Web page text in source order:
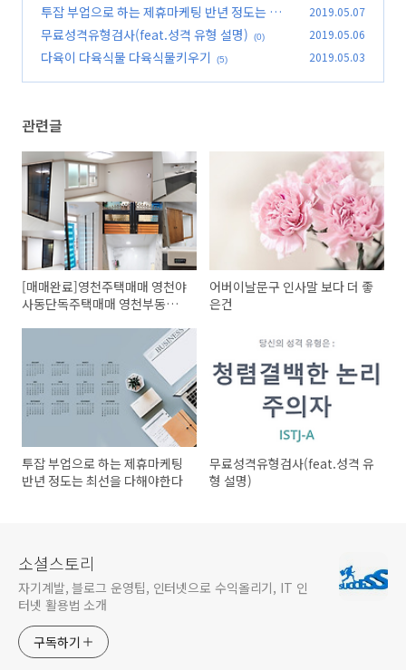
투잡 부업으로 하는 제휴마케팅 반년 정도는 최선
을 다해야한다 (0)
2019.05.07
무료성격유형검사(feat.성격 유형 설명) (0) 2019.05.06
다육이 다육식물 다육식물키우기 (5) 2019.05.03
관련글
[매매완료]영천주택매매 영천야
사동단독주택매매 영천부동산
어버이날문구 인사말 보다 더 좋
은건
투잡 부업으로 하는 제휴마케팅
반년 정도는 최선을 다해야한다
무료성격유형검사(feat.성격 유
형 설명)
소셜스토리
자기계발, 블로그 운영팁, 인터넷으로 수익올리기, IT 인
터넷 활용법 소개
구독하기